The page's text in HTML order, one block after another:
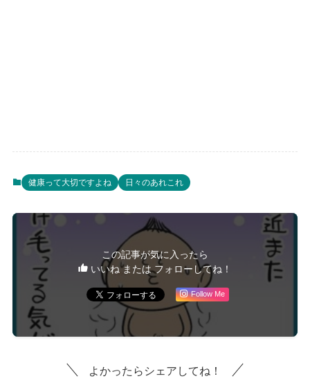
健康って大切ですよね 日々のあれこれ
この記事が気に入ったら
いいね または フォローしてね！
Follow Me
よかったらシェアしてね！